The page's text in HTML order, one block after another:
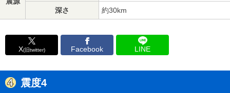
深さ 約30km
X(旧twitter) Facebook LINE
震度4